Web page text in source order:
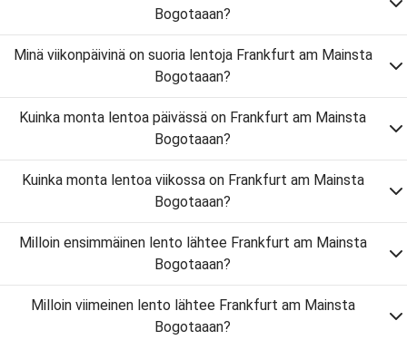
Bogotaaan?
Minä viikonpäivinä on suoria lentoja Frankfurt am Mainsta
Bogotaaan?
Kuinka monta lentoa päivässä on Frankfurt am Mainsta
Bogotaaan?
Kuinka monta lentoa viikossa on Frankfurt am Mainsta
Bogotaaan?
Milloin ensimmäinen lento lähtee Frankfurt am Mainsta
Bogotaaan?
Milloin viimeinen lento lähtee Frankfurt am Mainsta
Bogotaaan?